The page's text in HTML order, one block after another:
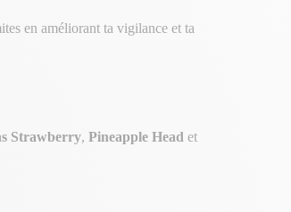
en améliorant ta vigilance et ta
Strawberry, Pineapple Head et